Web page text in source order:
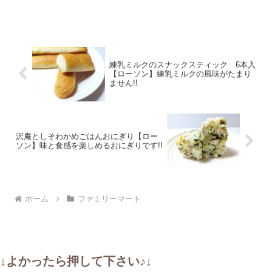
練乳ミルクのスナックスティック 6本入
【ローソン】練乳ミルクの風味がたまり
ません!!
沢庵としそわかめごはんおにぎり【ロー
ソン】味と食感を楽しめるおにぎりです!!
ホーム ファミリーマート
↓よかったら押して下さい♪↓